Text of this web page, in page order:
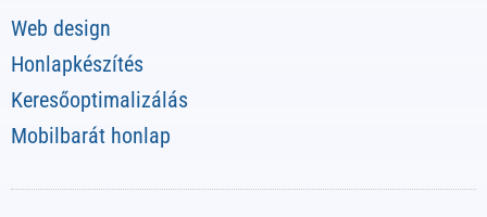
Web design
Honlapkészítés
Keresőoptimalizálás
Mobilbarát honlap